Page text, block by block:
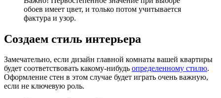
обоев имеет цвет, и только потом учитывается
фактура и узор.
Создаем стиль интерьера
Замечательно, если дизайн главной комнаты вашей квартиры
будет соответствовать какому-нибудь определенному стилю.
Оформление стен в этом случае будет играть очень важную,
если не ключевую роль.